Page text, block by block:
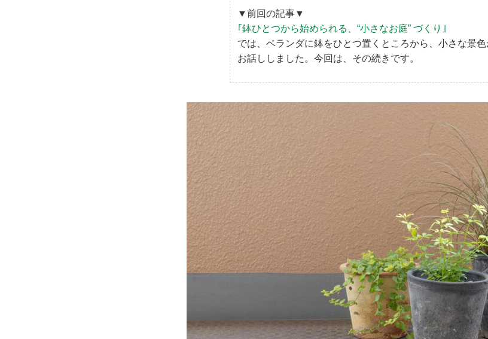
▼前回の記事▼
｢鉢ひとつから始められる、“小さなお庭” づくり｣
では、ベランダに鉢をひとつ置くところから、小さな景
お話ししました。今回は、その続きです。